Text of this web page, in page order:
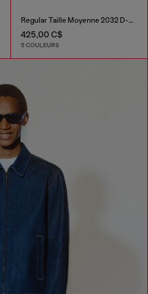
Regular Taille Moyenne 2032 D-Krooley-BW Joggjeans®
425,00 C$
5 COULEURS